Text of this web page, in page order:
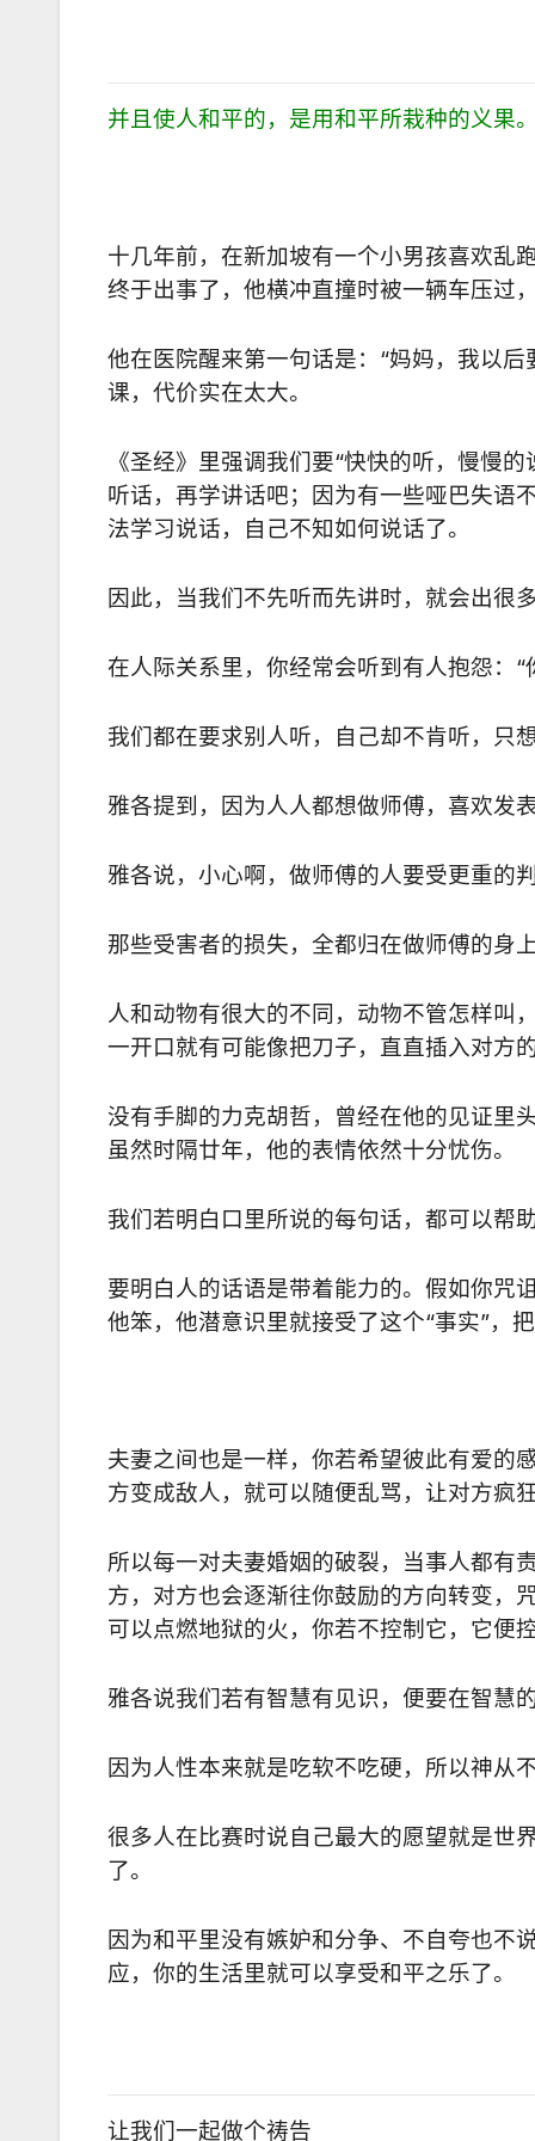
并且使人和平的，是用和平所栽种的
十几年前，在新加坡有一个小男孩喜欢乱
终于出事了，他横冲直撞时被一辆车压过
他在医院醒来第一句话是：“妈妈，我以
课，代价实在太大。
《圣经》里强调我们要“快快的听，慢慢
听话，再学讲话吧；因为有一些哑巴失语
法学习说话，自己不知如何说话了。
因此，当我们不先听而先讲时，就会出很
在人际关系里，你经常会听到有人抱怨：
我们都在要求别人听，自己却不肯听，只
雅各提到，因为人人都想做师傅，喜欢发
雅各说，小心啊，做师傅的人要受更重的
那些受害者的损失，全都归在做师傅的身
人和动物有很大的不同，动物不管怎样叫
一开口就有可能像把刀子，直直插入对方
没有手脚的力克胡哲，曾经在他的见证里
虽然时隔廿年，他的表情依然十分忧伤。
我们若明白口里所说的每句话，都可以帮
要明白人的话语是带着能力的。假如你咒
他笨，他潜意识里就接受了这个“事实”，
夫妻之间也是一样，你若希望彼此有爱的
方变成敌人，就可以随便乱骂，让对方疯
所以每一对夫妻婚姻的破裂，当事人都有
方，对方也会逐渐往你鼓励的方向转变，
可以点燃地狱的火，你若不控制它，它便
雅各说我们若有智慧有见识，便要在智慧
因为人性本来就是吃软不吃硬，所以神从
很多人在比赛时说自己最大的愿望就是世
了。
因为和平里没有嫉妒和分争、不自夸也不
应，你的生活里就可以享受和平之乐了。
让我们一起做个祷告